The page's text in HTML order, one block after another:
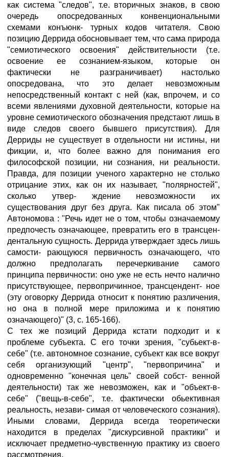
как система "следов", т.е. вторичных знаков, в свою
очередь опосредованных конвенциональными
схемами конъюнк- турных кодов читателя. Свою
позицию Деррида обосновывает тем, что сама природа
"семиотического освоения" действительности (т.е.
освоение ее сознанием-языком, которые он
фактически не разграничивает) настолько
опосредована, что это делает невозможным
непосредственный контакт с ней (как, впрочем, и со
всеми явлениями духовной деятельности, которые на
уровне семиотического обозначения предстают лишь в
виде следов своего бывшего присутствия). Для
Дерриды не существует в отдельности ни истины, ни
фикции, и, что более важно для понимания его
философской позиции, ни сознания, ни реальности.
Правда, для позиции ученого характерно не столько
отрицание этих, как он их называет, "полярностей",
сколько утвер- ждение невозможности их
существования друг без друга. Как писала об этом"
Автономова : "Речь идет не о том, чтобы означаемому
предпочесть означающее, превратить его в трансцен-
дентальную сущность. Деррида утверждает здесь лишь
самости- рающуюся первичность означающего, что
должно предполагать перечеркивание самого
принципа первичности: оно уже не есть нечто налично
присутствующее, первопричинное, трансцендент- ное
(эту оговорку Деррида относит к понятию различения,
но она в полной мере приложима и к понятию
означающего)" (3, с. 165-166).
С тех же позиций Деррида кстати подходит и к
проблеме субъекта. С его точки зрения, "субьект-в-
себе" (т.е. автономное сознание, субъект как все вокруг
себя организующий "центр", "первопричина" и
одновременно "конечная цель" своей собст- венной
деятельности) так же невозможен, как и "объект-в-
себе" ("вещь-в-себе", т.е. фактически обьективная
реальность, незави- симая от человеческого сознания).
Иными словами, Деррида всегда теоретически
находится в пределах "дискурсивной практики" и
исключает предметно-чувственную практику из своего
рассмотрения.